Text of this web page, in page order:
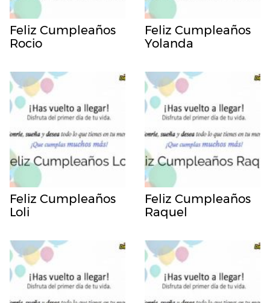
Feliz Cumpleaños
Rocio
Feliz Cumpleaños
Yolanda
Feliz Cumpleaños
Loli
Feliz Cumpleaños
Raquel